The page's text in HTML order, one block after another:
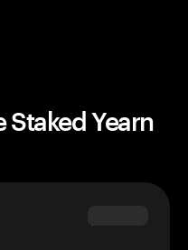
Staked Yearn
$69.90